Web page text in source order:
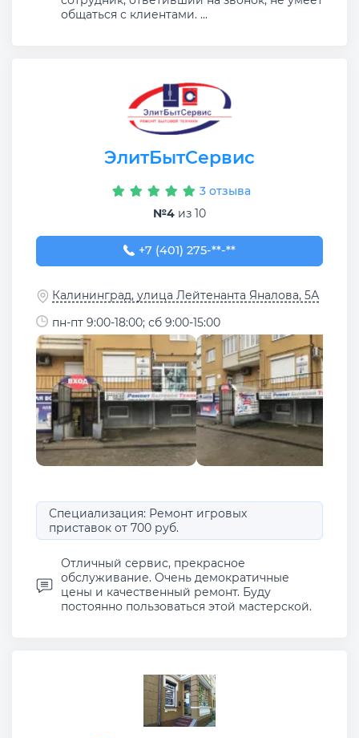
общаться с клиентами. ...
ЭлитБытСервис
3 отзыва
№4 из 10
+7 (401) 275-06-56
+7 (401) 275-**-**
Калининград, улица Лейтенанта Яналова, 5А
пн-пт 9:00-18:00; сб 9:00-15:00
Специализация: Ремонт игровых
приставок от 700 руб.
Отличный сервис, прекрасное
обслуживание. Очень демократичные
цены и качественный ремонт. Буду
постоянно пользоваться этой мастерской.